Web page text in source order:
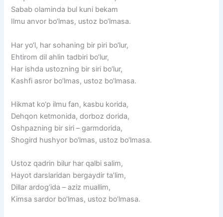
Sabab olaminda bul kuni bekam
Ilmu anvor bo‘lmas, ustoz bo‘lmasa.
Har yo‘l, har sohaning bir piri bo‘lur,
Ehtirom dil ahlin tadbiri bo‘lur,
Har ishda ustozning bir siri bo‘lur,
Kashfi asror bo‘lmas, ustoz bo‘lmasa.
Hikmat ko‘p ilmu fan, kasbu korida,
Dehqon ketmonida, dorboz dorida,
Oshpazning bir siri – garmdorida,
Shogird hushyor bo‘lmas, ustoz bo‘lmasa.
Ustoz qadrin bilur har qalbi salim,
Hayot darslaridan bergaydir ta’lim,
Dillar ardog‘ida – aziz muallim,
Kimsa sardor bo‘lmas, ustoz bo‘lmasa.